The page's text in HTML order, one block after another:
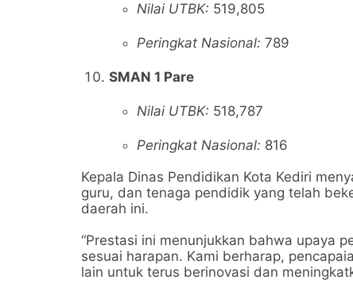
Nilai UTBK: 519,805
Peringkat Nasional: 789
SMAN 1 Pare
Nilai UTBK: 518,787
Peringkat Nasional: 816
Kepala Dinas Pendidikan Kota Kediri
guru, dan tenaga pendidik yang telah
daerah ini.
“Prestasi ini menunjukkan bahwa upaya
sesuai harapan. Kami berharap,
lain untuk terus berinovasi dan